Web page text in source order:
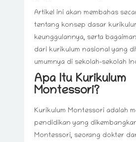
Artikel ini akan membahas
tentang konsep dasar
keunggulannya, serta
dari kurikulum nasional yang
umumnya di sekolah-sekolah
Apa Itu Kurikulum
Montessori?
Kurikulum Montessori adalah
pendidikan yang
Montessori, seorang dokter